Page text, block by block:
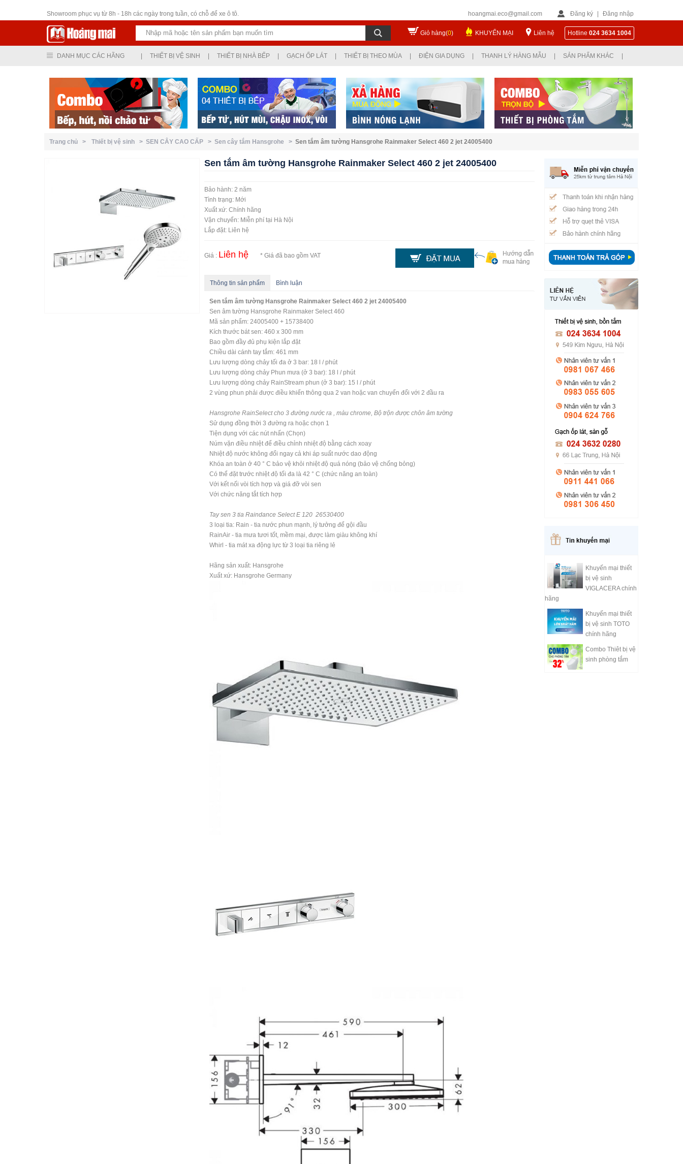
Showroom phục vụ từ 8h - 18h các ngày trong tuần, có chỗ để xe ô tô.
hoangmai.eco@gmail.com Đăng ký Đăng nhập
Giỏ hàng(0) KHUYẾN MẠI Liên hệ Hotline 024 3634 1004
DANH MỤC CÁC HÃNG THIẾT BỊ VỆ SINH THIẾT BỊ NHÀ BẾP GẠCH ỐP LÁT THIẾT BỊ THEO MÙA ĐIỆN GIA DỤNG THANH LÝ HÀNG MẪU SẢN PHẨM KHÁC
Trang chủ > Thiết bị vệ sinh > SEN CÂY CAO CẤP > Sen cây tắm Hansgrohe > Sen tắm âm tường Hansgrohe Rainmaker Select 460 2 jet 24005400
Sen tắm âm tường Hansgrohe Rainmaker Select 460 2 jet 24005400
Bảo hành: 2 năm
Tình trạng: Mới
Xuất xứ: Chính hãng
Vận chuyển: Miễn phí tại Hà Nội
Lắp đặt: Liên hệ
Giá : Liên hệ * Giá đã bao gồm VAT
Thông tin sản phẩm Bình luận
Sen tắm âm tường Hansgrohe Rainmaker Select 460 2 jet 24005400
Sen âm tường Hansgrohe Rainmaker Select 460
Mã sản phẩm: 24005400 + 15738400
Kích thước bát sen: 460 x 300 mm
Bao gồm đầy đủ phụ kiện lắp đặt
Chiều dài cánh tay tắm: 461 mm
Lưu lượng dòng chảy tối đa ở 3 bar: 18 l / phút
Lưu lượng dòng chảy Phun mưa (ở 3 bar): 18 l / phút
Lưu lượng dòng chảy RainStream phun (ở 3 bar): 15 l / phút
2 vùng phun phải được điều khiển thông qua 2 van hoặc van chuyển đổi với 2 đầu ra
Hansgrohe RainSelect cho 3 đường nước ra , màu chrome, Bộ trộn được chôn âm tường
Sử dụng đồng thời 3 đường ra hoặc chọn 1
Tiện dụng với các nút nhấn (Chọn)
Núm vặn điều nhiệt để điều chỉnh nhiệt độ bằng cách xoay
Nhiệt độ nước không đổi ngay cả khi áp suất nước dao động
Khóa an toàn ở 40 ° C bảo vệ khỏi nhiệt độ quá nóng (bảo vệ chống bỏng)
Có thể đặt trước nhiệt độ tối đa là 42 ° C (chức năng an toàn)
Với kết nối vòi tích hợp và giá đỡ vòi sen
Với chức năng tắt tích hợp
Tay sen 3 tia Raindance Select E 120 26530400
3 loại tia: Rain - tia nước phun mạnh, lý tưởng để gội đầu
RainAir - tia mưa tươi tốt, mềm mại, được làm giàu không khí
Whirl - tia mát xa động lực từ 3 loại tia riêng lẻ
Hãng sản xuất: Hansgrohe
Xuất xứ: Hansgrohe Germany
Khuyến mại thiết
bị vệ sinh
VIGLACERA chính
hãng
Khuyến mại thiết
bị vệ sinh TOTO
chính hãng
Combo Thiêt bị vệ
sinh phòng tắm